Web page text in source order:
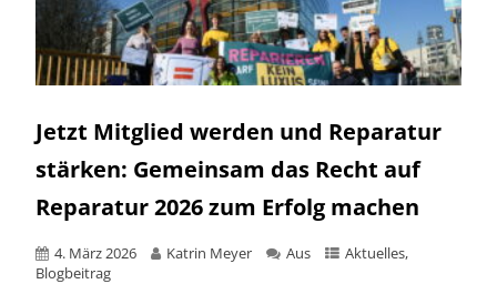
Jetzt Mitglied werden und Reparatur
stärken: Gemeinsam das Recht auf
Reparatur 2026 zum Erfolg machen
4. März 2026 Katrin Meyer Aus Aktuelles,
Blogbeitrag